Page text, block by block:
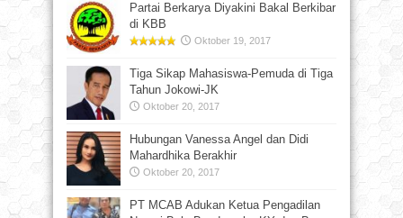
Partai Berkarya Diyakini Bakal Berkibar
di KBB
Oktober 19, 2017
Tiga Sikap Mahasiswa-Pemuda di Tiga
Tahun Jokowi-JK
Oktober 20, 2017
Hubungan Vanessa Angel dan Didi
Mahardhika Berakhir
Oktober 20, 2017
PT MCAB Adukan Ketua Pengadilan